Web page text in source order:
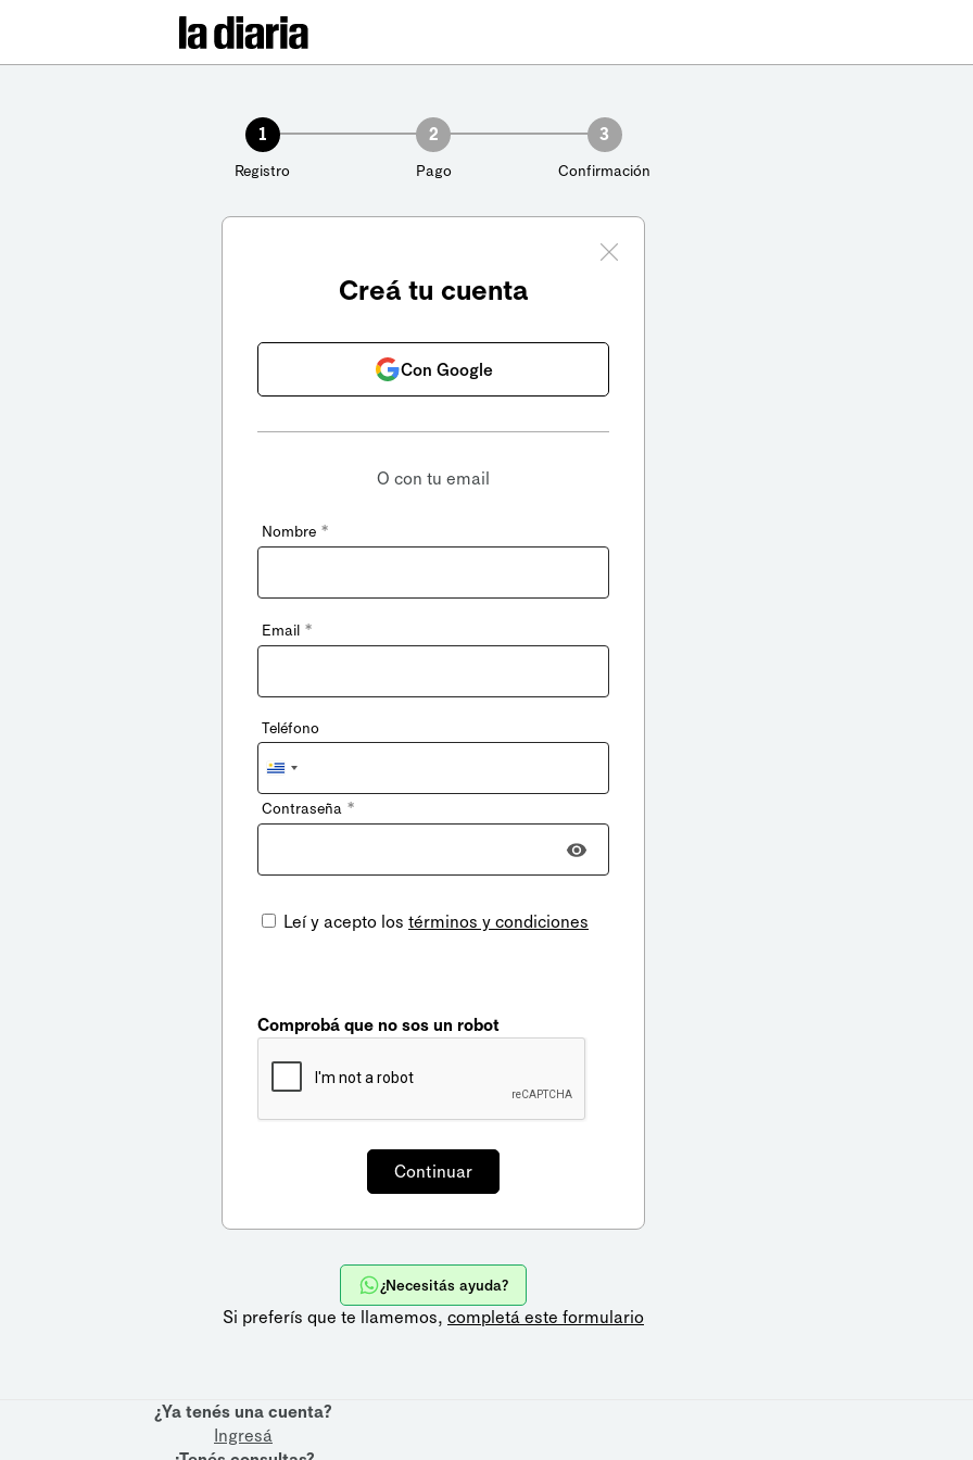
1
Registro
2
Pago
3
Confirmación
Creá tu cuenta
Con Google
O con tu email
Nombre *
Email *
Teléfono
Uruguay
+598
Contraseña *
Leí y acepto los términos y condiciones
Comprobá que no sos un robot
¿Necesitás ayuda?
Si preferís que te llamemos, completá este formulario
¿Ya tenés una cuenta?
Ingresá